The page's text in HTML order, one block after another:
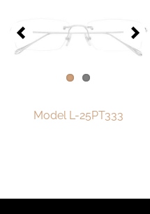
Model L-25PT333
LOTOS to Browse
One-of-One至臻唯一系列
LOTOS 零售店